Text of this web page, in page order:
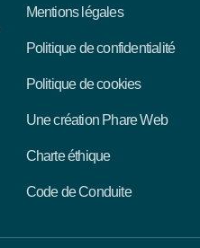
Mentions légales
Politique de confidentialité
Politique de cookies
Une création Phare Web
Charte éthique
Code de Conduite